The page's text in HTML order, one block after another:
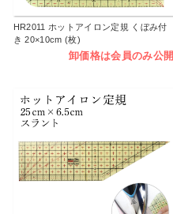
HR2011 ホットアイロン定規 くぼみ付
き 20×10cm (枚)
卸価格は会員のみ公開